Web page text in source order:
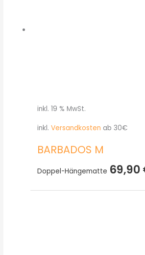
inkl. 19 % MwSt.
inkl. Versandkosten ab 30€
BARBADOS M
Doppel-Hängematte 69,90